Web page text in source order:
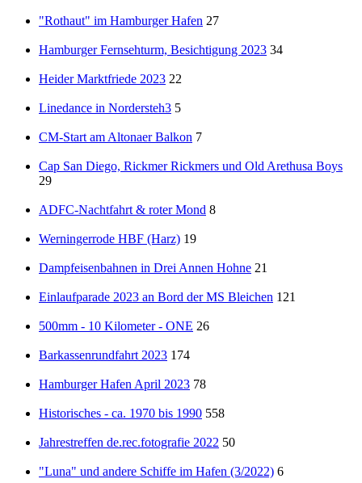
"Rothaut" im Hamburger Hafen 27
Hamburger Fernsehturm, Besichtigung 2023 34
Heider Marktfriede 2023 22
Linedance in Nordersteh3 5
CM-Start am Altonaer Balkon 7
Cap San Diego, Rickmer Rickmers und Old Arethusa Boys
29
ADFC-Nachtfahrt & roter Mond 8
Werningerrode HBF (Harz) 19
Dampfeisenbahnen in Drei Annen Hohne 21
Einlaufparade 2023 an Bord der MS Bleichen 121
500mm - 10 Kilometer - ONE 26
Barkassenrundfahrt 2023 174
Hamburger Hafen April 2023 78
Historisches - ca. 1970 bis 1990 558
Jahrestreffen de.rec.fotografie 2022 50
"Luna" und andere Schiffe im Hafen (3/2022) 6